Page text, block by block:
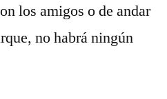
los amigos o de andar
no habrá ningún